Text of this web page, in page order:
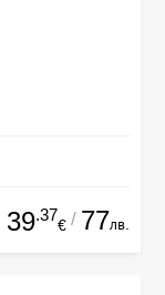
39.37
€ / 77лв.